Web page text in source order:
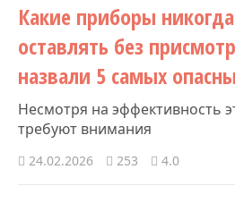
Какие приборы
оставлять без
назвали 5 самых
Несмотря на эффективность
требуют внимания
24.02.2026 253 4.0